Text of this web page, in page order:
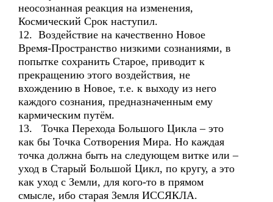
неосознанная реакция на изменения,
Космический Срок наступил.
12. Воздействие на качественно Новое
Время-Пространство низкими сознаниями, в
попытке сохранить Старое, приводит к
прекращению этого воздействия, не
вхождению в Новое, т.е. к выходу из него
каждого сознания, предназначенным ему
кармическим путём.
13. Точка Перехода Большого Цикла – это
как бы Точка Сотворения Мира. Но каждая
точка должна быть на следующем витке или –
уход в Старый Большой Цикл, по кругу, а это
как уход с Земли, для кого-то в прямом
смысле, ибо старая Земля ИССЯКЛА.